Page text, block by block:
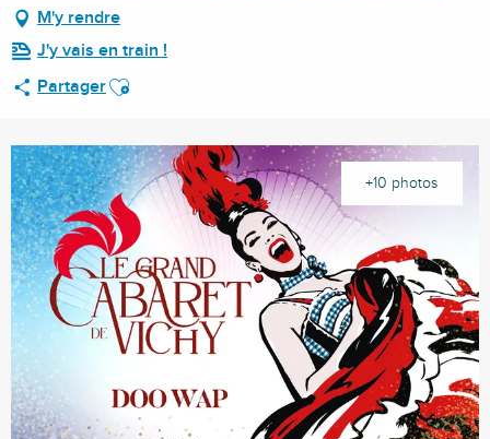
M'y rendre
J'y vais en train !
PartagerAjouter aux favoris
+10 photos